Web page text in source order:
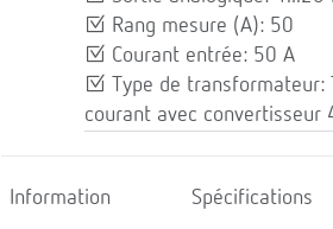
Rang mesure (A): 50
Courant entrée: 50 A
Type de
courant avec convertisseur
Information Spécifications